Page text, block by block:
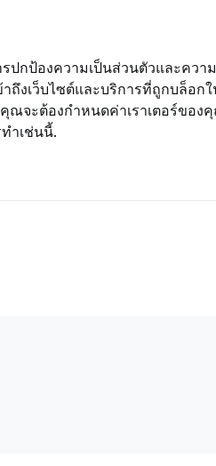
ป้องความเป็นส่วนตัวและควา
งเว็บไซต์และบริการที่ถูกบล็อก
จะต้องกำหนดค่าเราเตอร์ของ
ำเช่นนี้.